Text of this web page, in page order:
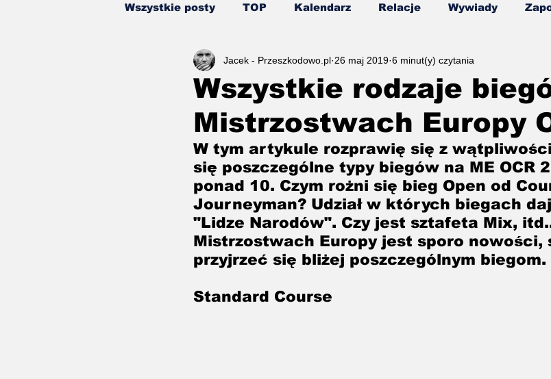
Wszystkie posty TOP Kalendarz Relacje Wywiady
Ninja Warrior Runmageddon Śląska Liga OCR
Gładko przez Przeszkody Kids OCR
Wszystkie rodzaje
Mistrzostwach Europy
Jacek - Przeszkodowo.pl 26 maj 2019 6 minut(y) czytania
W tym artykule rozprawię się z
się poszczególne typy biegów na ME OCR
ponad 10. Czym rożni się bieg Open od
Journeyman? Udział w których biegach
"Lidze Narodów". Czy jest sztafeta Mix,
Mistrzostwach Europy jest sporo nowości,
przyjrzeć się bliżej poszczególnym biegom.
Standard Course